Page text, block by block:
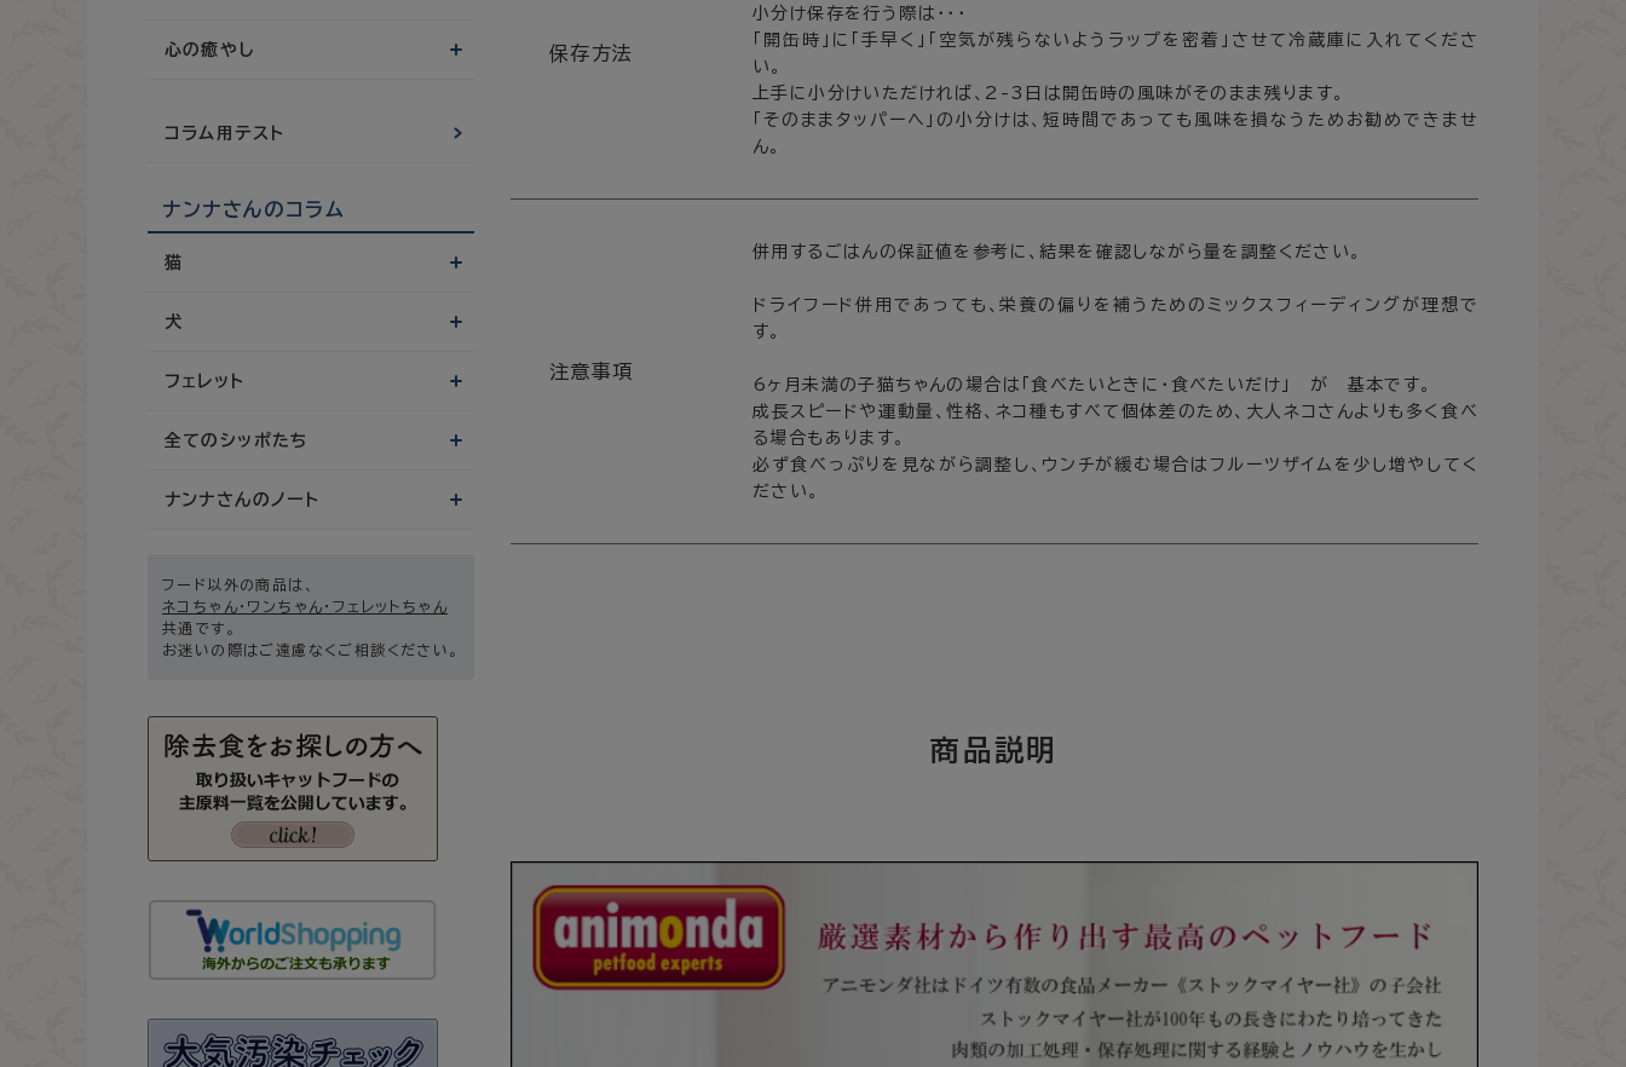
保存方法
小分け保存を行う際は・・・
「開缶時」に「手早く」「空気が残らないようラップを密着」させて冷蔵庫に入れてくださ
い。
上手に小分けいただければ、2-3日は開缶時の風味がそのまま残ります。
「そのままタッパーへ」の小分けは、短時間であっても風味を損なうためお勧めできませ
ん。
注意事項
併用するごはんの保証値を参考に、結果を確認しながら量を調整ください。
ドライフード併用であっても、栄養の偏りを補うためのミックスフィーディングが理想で
す。
6ヶ月未満の子猫ちゃんの場合は「食べたいときに･食べたいだけ」 が 基本です。
成長スピードや運動量、性格、ネコ種もすべて個体差のため、大人ネコさんよりも多く食べ
る場合もあります。
必ず食べっぷりを見ながら調整し、ウンチが緩む場合はフルーツザイムを少し増やしてく
ださい。
心の癒やし
コラム用テスト
ナンナさんのコラム
猫
犬
フェレット
全てのシッポたち
ナンナさんのノート
フード以外の商品は、
ネコちゃん・ワンちゃん・フェレットちゃん
共通です。
お迷いの際はご遠慮なくご相談ください。